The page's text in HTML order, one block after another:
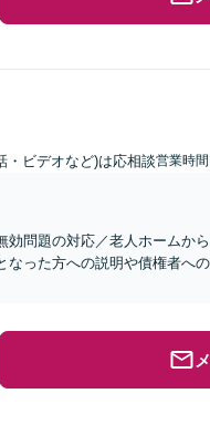
・ビデオなど)は応相談営業時
効問題の対応／老人ホームか
った方への説明や債権者へ